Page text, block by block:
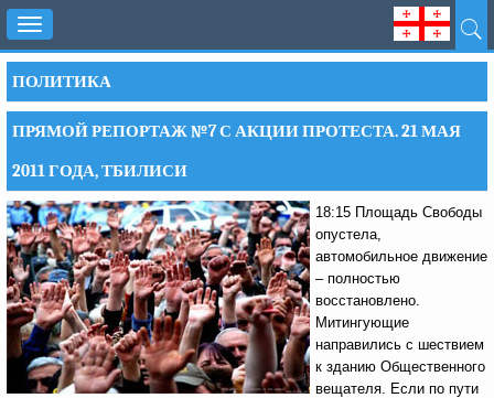
Toggle
navigation
ПОЛИТИКА
ПРЯМОЙ РЕПОРТАЖ №7 С АКЦИИ ПРОТЕСТА. 21 МАЯ
2011 ГОДА, ТБИЛИСИ
18:15 Площадь Свободы
опустела,
автомобильное движение
– полностью
восстановлено.
Митингующие
направились с шествием
к зданию Общественного
вещателя. Если по пути